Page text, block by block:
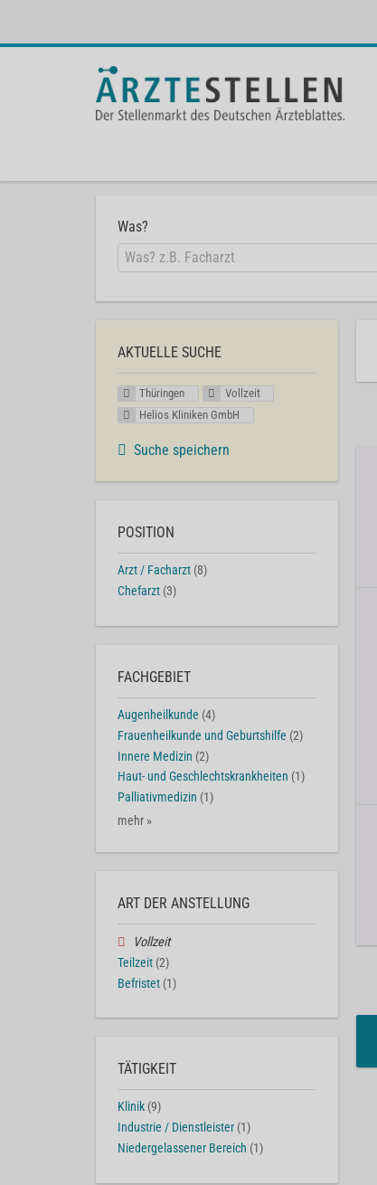
Was?
AKTUELLE SUCHE
Thüringen
Vollzeit
Helios Kliniken GmbH
Suche speichern
POSITION
Arzt / Facharzt (8)
Chefarzt (3)
FACHGEBIET
Augenheilkunde (4)
Frauenheilkunde und Geburtshilfe (2)
Innere Medizin (2)
Haut- und Geschlechtskrankheiten (1)
Palliativmedizin (1)
mehr »
ART DER ANSTELLUNG
Vollzeit
Teilzeit (2)
Befristet (1)
TÄTIGKEIT
Klinik (9)
Industrie / Dienstleister (1)
Niedergelassener Bereich (1)